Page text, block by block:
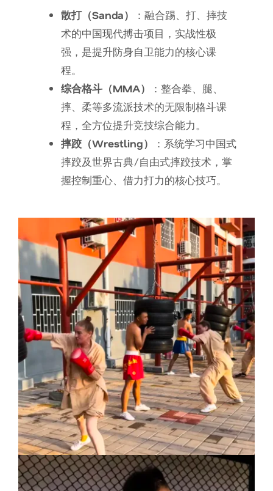
散打（Sanda）
：融合踢、打、摔技
术的中国现代搏击项目，实战性极
强，是提升防身自卫能力的核心课
程。
综合格斗（MMA）
：整合拳、腿、
摔、柔等多流派技术的无限制格斗课
程，全方位提升竞技综合能力。
摔跤（Wrestling）
：系统学习中国式
摔跤及世界古典/自由式摔跤技术，掌
握控制重心、借力打力的核心技巧。